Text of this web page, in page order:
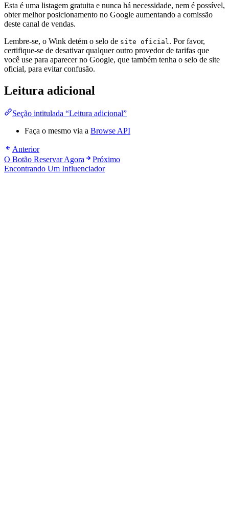
Esta é uma listagem gratuita e nunca há necessidade, nem é possível,
obter melhor posicionamento no Google aumentando a comissão
deste canal de vendas.
Lembre-se, o Wink detém o selo de site oficial . Por favor,
certifique-se de desativar qualquer outro provedor de tarifas que
você use para aparecer no Google, que também tenha o selo de site
oficial, para evitar confusão.
Leitura adicional
Seção intitulada “Leitura adicional”
Faça o mesmo via a Browse API
Anterior
O Botão Reservar Agora
Próximo
Encontrando Um Influenciador